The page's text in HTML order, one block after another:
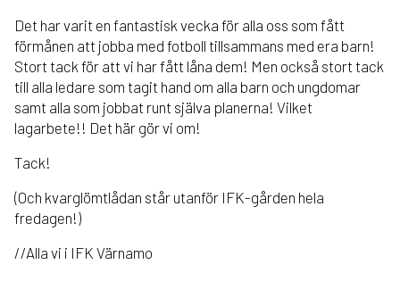
Det har varit en fantastisk vecka för alla oss som fått
förmånen att jobba med fotboll tillsammans med era barn!
Stort tack för att vi har fått låna dem! Men också stort tack
till alla ledare som tagit hand om alla barn och ungdomar
samt alla som jobbat runt själva planerna! Vilket
lagarbete!! Det här gör vi om!
Tack!
(Och kvarglömtlådan står utanför IFK-gården hela
fredagen!)
//Alla vi i IFK Värnamo